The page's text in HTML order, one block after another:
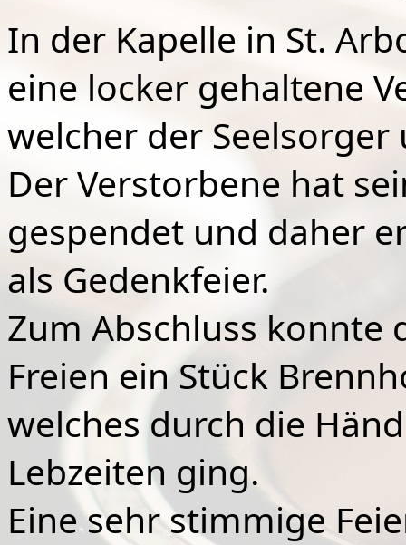
In der Kapelle in St.
eine locker gehaltene
welcher der
Der Verstorbene hat
gespendet und daher
als Gedenkfeier.
Zum Abschluss konnte
Freien ein Stück
welches durch die
Lebzeiten ging.
Einesehr stimmige